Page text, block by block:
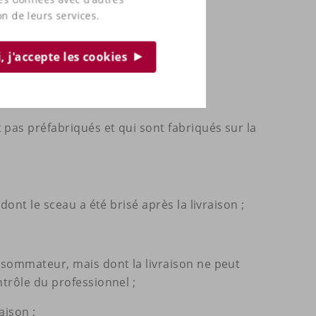
de leurs services.
j'accepte les cookies
ou un tiers désigné par le
préfabriqués et qui sont fabriqués sur la
le sceau a été brisé après la livraison ;
mais dont la livraison ne peut
du professionnel ;
;